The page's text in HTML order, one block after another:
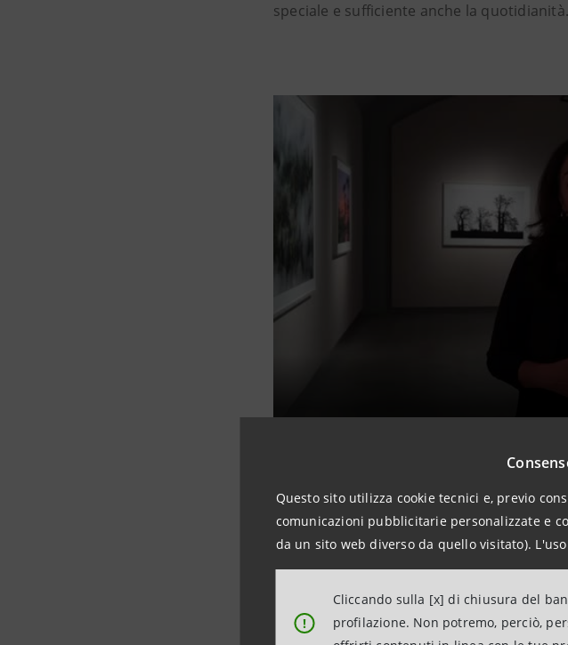
Questo sito utilizza cookie tecnici e, previo
comunicazioni pubblicitarie personalizzate e
da un sito web diverso da quello visitato).
!
Cliccando sulla [x] di chiusura del
profilazione. Non potremo, perciò,
speciale e sufficiente anche la quotidianità.
Sostenibilità e
unico percorso